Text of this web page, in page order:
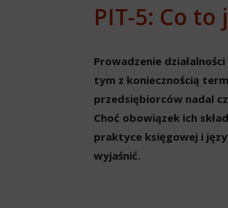
PIT-5: Co
Prowadzenie
tym z koniecznością
przedsiębiorców nadal
Choć obowiązek ich
praktyce księgowej i
wyjaśnić.